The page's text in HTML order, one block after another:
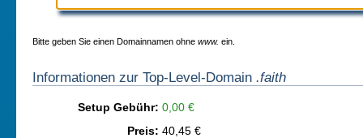
Bitte geben Sie einen Domainnamen ohne www. ein.
Informationen zur Top-Level-Domain .faith
Setup Gebühr: 0,00 €
Preis: 40,45 €